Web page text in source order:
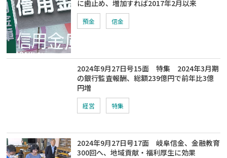
に歯止め、増加すれば2017年2月以来
預金 信金
2024年9月27日号15面 特集 2024年3月期
の銀行監査報酬、総額239億円で前年比3億
円増
経営 特集
2024年9月27日号17面 岐阜信金、金融教育
300回へ、地域貢献・福利厚生に効果